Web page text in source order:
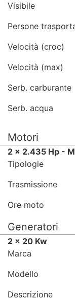
Visibile
Persone
Velocità (croc)
Velocità (max)
Serb. carburante
Serb. acqua
Motori
2 x 2.435 Hp -
Tipologie
Trasmissione
Ore moto
Generatori
2 x 20 Kw
Marca
Modello
Descrizione